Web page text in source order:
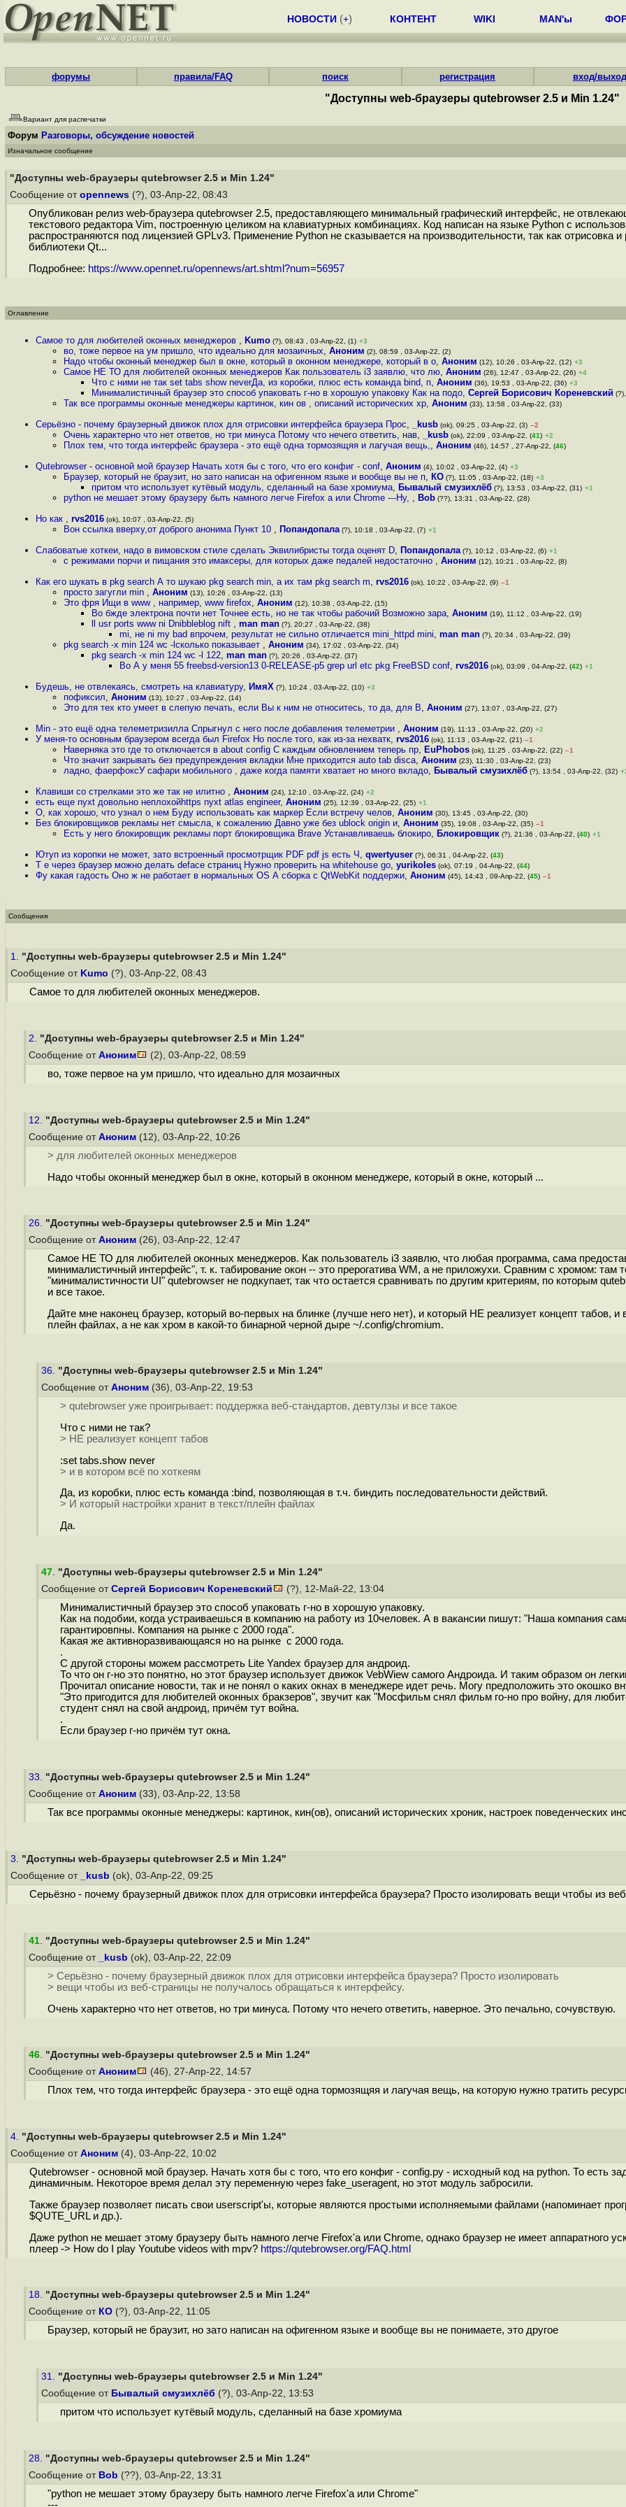
НОВОСТИ (+) КОНТЕНТ WIKI MAN'ы
форумы правила/FAQ поиск регистрация вход/выход
"Доступны web-браузеры qutebrowser 2.5 и Min 1.24"
Вариант для распечатки
Форум Разговоры, обсуждение новостей
Изначальное сообщение
"Доступны web-браузеры qutebrowser 2.5 и Min 1.24"
Сообщение от opennews (?), 03-Апр-22, 08:43
Опубликован релиз web-браузера qutebrowser 2.5, предоставляющего минимальный графический интерфейс, не
текстового редактора Vim, построенную целиком на клавиатурных комбинациях. Код написан на языке Python с
распространяются под лицензией GPLv3. Применение Python не сказывается на производительности, так как отрисовка
библиотеки Qt...
Подробнее: https://www.opennet.ru/opennews/art.shtml?num=56957
Оглавление
Самое то для любителей оконных менеджеров , Kumo (?), 08:43 , 03-Апр-22, (1) +3
во, тоже первое на ум пришло, что идеально для мозаичных, Аноним (2), 08:59 , 03-Апр-22, (2)
Надо чтобы оконный менеджер был в окне, который в оконном менеджере, который в о, Аноним (12), 10:26 , 03-Апр-22, (12) +3
Самое НЕ ТО для любителей оконных менеджеров Как пользователь i3 заявлю, что лю, Аноним (26), 12:47 , 03-Апр-22, (26) +4
Что с ними не так set tabs show neverДа, из коробки, плюс есть команда bind, п, Аноним (36), 19:53 , 03-Апр-22, (36) +3
Минималистичный браузер это способ упаковать г-но в хорошую упаковку Как на подо, Сергей Борисович Кореневский
Так все программы оконные менеджеры картинок, кин ов , описаний исторических хр, Аноним (33), 13:58 , 03-Апр-22, (33)
Серьёзно - почему браузерный движок плох для отрисовки интерфейса браузера Прос, _kusb (ok), 09:25 , 03-Апр-22, (3) –2
Очень характерно что нет ответов, но три минуса Потому что нечего ответить, нав, _kusb (ok), 22:09 , 03-Апр-22, (41) +2
Плох тем, что тогда интерфейс браузера - это ещё одна тормозящяя и лагучая вещь,, Аноним (46), 14:57 , 27-Апр-22, (46)
Qutebrowser - основной мой браузер Начать хотя бы с того, что его конфиг - conf, Аноним (4), 10:02 , 03-Апр-22, (4) +3
Браузер, который не браузит, но зато написан на офигенном языке и вообще вы не п, КО (?), 11:05 , 03-Апр-22, (18) +3
притом что использует кутёвый модуль, сделанный на базе хромиума, Бывалый смузихлёб (?), 13:53 , 03-Апр-22, (31) +1
python не мешает этому браузеру быть намного легче Firefox а или Chrome ---Ну, , Bob (??), 13:31 , 03-Апр-22, (28)
Но как , rvs2016 (ok), 10:07 , 03-Апр-22, (5)
Вон ссылка вверху,от доброго анонима Пункт 10 , Попандопала (?), 10:18 , 03-Апр-22, (7) +1
Слабоватые хоткеи, надо в вимовском стиле сделать Эквилибристы тогда оценят D, Попандопала (?), 10:12 , 03-Апр-22, (6) +1
с режимами порчи и пищания это имаксеры, для которых даже педалей недостаточно , Аноним (12), 10:21 , 03-Апр-22, (8)
Как его шукать в pkg search А то шукаю pkg search min, а их там pkg search m, rvs2016 (ok), 10:22 , 03-Апр-22, (9) –1
просто загугли min , Аноним (13), 10:26 , 03-Апр-22, (13)
Это фря Ищи в www , например, www firefox, Аноним (12), 10:38 , 03-Апр-22, (15)
Во бжде электрона почти нет Точнее есть, но не так чтобы рабочий Возможно зара, Аноним (19), 11:12 , 03-Апр-22, (19)
ll usr ports www ni Dnibbleblog nift , man man (?), 20:27 , 03-Апр-22, (38)
mi, не ni my bad впрочем, результат не сильно отличается mini_httpd mini, man man (?), 20:34 , 03-Апр-22, (39)
pkg search -x min 124 wc -lсколько показывает , Аноним (34), 17:02 , 03-Апр-22, (34)
pkg search -x min 124 wc -l 122, man man (?), 20:26 , 03-Апр-22, (37)
Во А у меня 55 freebsd-version13 0-RELEASE-p5 grep url etc pkg FreeBSD conf, rvs2016 (ok), 03:09 , 04-Апр-22, (42) +1
Будешь, не отвлекаясь, смотреть на клавиатуру, ИмяХ (?), 10:24 , 03-Апр-22, (10) +3
пофиксил, Аноним (13), 10:27 , 03-Апр-22, (14)
Это для тех кто умеет в слепую печать, если Вы к ним не относитесь, то да, для В, Аноним (27), 13:07 , 03-Апр-22, (27)
Min - это ещё одна телеметризилла Спрыгнул с него после добавления телеметрии , Аноним (19), 11:13 , 03-Апр-22, (20) +2
У меня-то основным браузером всегда был Firefox Но после того, как из-за нехватк, rvs2016 (ok), 11:13 , 03-Апр-22, (21) –1
Наверняка это где то отключается в about config С каждым обновлением теперь пр, EuPhobos (ok), 11:25 , 03-Апр-22, (22) –1
Что значит закрывать без предупреждения вкладки Мне приходится auto tab disca, Аноним (23), 11:30 , 03-Апр-22, (23)
ладно, фаерфоксУ сафари мобильного , даже когда памяти хватает но много вкладо, Бывалый смузихлёб (?), 13:54 , 03-Апр-22, (32)
Клавиши со стрелками это же так не илитно , Аноним (24), 12:10 , 03-Апр-22, (24) +2
есть еще nyxt довольно неплохойhttps nyxt atlas engineer, Аноним (25), 12:39 , 03-Апр-22, (25) +1
О, как хорошо, что узнал о нем Буду использовать как маркер Если встречу челов, Аноним (30), 13:45 , 03-Апр-22, (30)
Без блокировщиков рекламы нет смысла, к сожалению Давно уже без ublock origin и, Аноним (35), 19:08 , 03-Апр-22, (35) –1
Есть у него блокировщик рекламы порт блокировщика Brave Устанавливаешь блокиро, Блокировщик (?), 21:36 , 03-Апр-22, (40) +1
Ютуп из коропки не может, зато встроенный просмотрщик PDF pdf js есть Ч , qwertyuser (?), 06:31 , 04-Апр-22, (43)
Т е через браузер можно делать deface страниц Нужно проверить на whitehouse go, yurikoles (ok), 07:19 , 04-Апр-22, (44)
Фу какая гадость Оно ж не работает в нормальных OS А сборка с QtWebKit поддержи, Аноним (45), 14:43 , 09-Апр-22, (45) –1
Сообщения
1. "Доступны web-браузеры qutebrowser 2.5 и Min 1.24"
Сообщение от Kumo (?), 03-Апр-22, 08:43
Самое то для любителей оконных менеджеров.
2. "Доступны web-браузеры qutebrowser 2.5 и Min 1.24"
Сообщение от Аноним (2), 03-Апр-22, 08:59
во, тоже первое на ум пришло, что идеально для мозаичных
12. "Доступны web-браузеры qutebrowser 2.5 и Min 1.24"
Сообщение от Аноним (12), 03-Апр-22, 10:26
> для любителей оконных менеджеров
Надо чтобы оконный менеджер был в окне, который в оконном менеджере, который в окне, который ...
26. "Доступны web-браузеры qutebrowser 2.5 и Min 1.24"
Сообщение от Аноним (26), 03-Апр-22, 12:47
Самое НЕ ТО для любителей оконных менеджеров. Как пользователь i3 заявлю, что любая программа, сама
минималистичный интерфейс", т. к. табирование окон -- это прерогатива WM, а не приложухи. Сравним с хромом: там
"минималистичности UI" qutebrowser не подкупает, так что остается сравнивать по другим критериям, по которым
и все такое.
Дайте мне наконец браузер, который во-первых на блинке (лучше него нет), и который НЕ реализует концепт табов, и
плейн файлах, а не как хром в какой-то бинарной черной дыре ~/.config/chromium.
36. "Доступны web-браузеры qutebrowser 2.5 и Min 1.24"
Сообщение от Аноним (36), 03-Апр-22, 19:53
> qutebrowser уже проигрывает: поддержка веб-стандартов, девтулзы и все такое
Что с ними не так?
> НЕ реализует концепт табов
:set tabs.show never
> и в котором всё по хоткеям
Да, из коробки, плюс есть команда :bind, позволяющая в т.ч. биндить последовательности действий.
> И который настройки хранит в текст/плейн файлах
Да.
47. "Доступны web-браузеры qutebrowser 2.5 и Min 1.24"
Сообщение от Сергей Борисович Кореневский (?), 12-Май-22, 13:04
Минималистичный браузер это способ упаковать г-но в хорошую упаковку.
Как на подобии, когда устраиваешься в компанию на работу из 10человек. А в вакансии пишут: "Наша компания
гарантировпны. Компания на рынке с 2000 года".
Какая же активноразвивающаяся но на рынке с 2000 года.
.
С другой стороны можем рассмотреть Lite Yandex браузер для андроид.
То что он г-но это понятно, но этот браузер использует движок VebWiew самого Андроида. И таким образом он
Прочитал описание новости, так и не понял о каких окнах в менеджере идет речь. Могу предположить это окошко
"Это пригодится для любителей оконных бракзеров", звучит как "Мосфильм снял фильм го-но про войну, для
студент снял на свой андроид, причём тут война.
.
Если браузер г-но причём тут окна.
33. "Доступны web-браузеры qutebrowser 2.5 и Min 1.24"
Сообщение от Аноним (33), 03-Апр-22, 13:58
Так все программы оконные менеджеры: картинок, кин(ов), описаний исторических хроник, настроек поведенческих
3. "Доступны web-браузеры qutebrowser 2.5 и Min 1.24"
Сообщение от
_kusb (ok), 03-Апр-22, 09:25
Серьёзно - почему браузерный движок плох для отрисовки интерфейса браузера? Просто изолировать вещи чтобы из
41. "Доступны web-браузеры qutebrowser 2.5 и Min 1.24"
Сообщение от
_kusb (ok), 03-Апр-22, 22:09
> Серьёзно - почему браузерный движок плох для отрисовки интерфейса браузера? Просто изолировать
> вещи чтобы из веб-страницы не получалось обращаться к интерфейсу.
Очень характерно что нет ответов, но три минуса. Потому что нечего ответить, наверное. Это печально, сочувствую.
46. "Доступны web-браузеры qutebrowser 2.5 и Min 1.24"
Сообщение от Аноним (46), 27-Апр-22, 14:57
Плох тем, что тогда интерфейс браузера - это ещё одна тормозящяя и лагучая вещь, на которую нужно тратить
4. "Доступны web-браузеры qutebrowser 2.5 и Min 1.24"
Сообщение от Аноним (4), 03-Апр-22, 10:02
Qutebrowser - основной мой браузер. Начать хотя бы с того, что его конфиг - config.py - исходный код на python. То есть
динамичным. Некоторое время делал эту переменную через fake_useragent, но этот модуль забросили.
Также браузер позволяет писать свои userscript'ы, которые являются простыми исполняемыми файлами (напоминает
$QUTE_URL и др.).
Даже python не мешает этому браузеру быть намного легче Firefox'а или Chrome, однако браузер не имеет аппаратного
плеер -> How do I play Youtube videos with mpv? https://qutebrowser.org/FAQ.html
18. "Доступны web-браузеры qutebrowser 2.5 и Min 1.24"
Сообщение от КО (?), 03-Апр-22, 11:05
Браузер, который не браузит, но зато написан на офигенном языке и вообще вы не понимаете, это другое
31. "Доступны web-браузеры qutebrowser 2.5 и Min 1.24"
Сообщение от Бывалый смузихлёб (?), 03-Апр-22, 13:53
притом что использует кутёвый модуль, сделанный на базе хромиума
28. "Доступны web-браузеры qutebrowser 2.5 и Min 1.24"
Сообщение от Bob (??), 03-Апр-22, 13:31
"python не мешает этому браузеру быть намного легче Firefox'а или Chrome"